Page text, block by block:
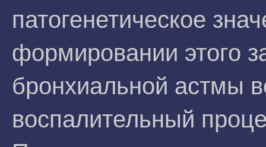
патогенетическое
формировании этого
бронхиальной астмы
воспалительный